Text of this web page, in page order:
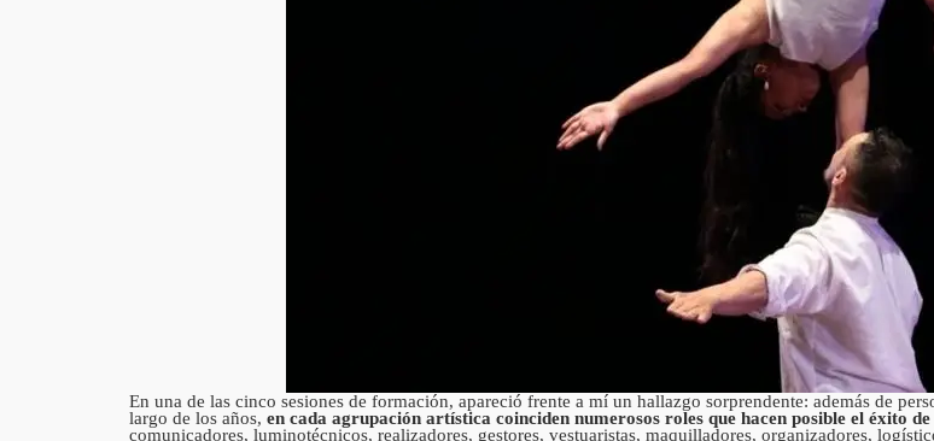
En una de las cinco sesiones de formación, apareció frente a mí un hallazgo sorprendente: además de
largo de los años, en cada agrupación artística coinciden numerosos roles que hacen posible el éxito
comunicadores, luminotécnicos, realizadores, gestores, vestuaristas, maquilladores, organizadores,